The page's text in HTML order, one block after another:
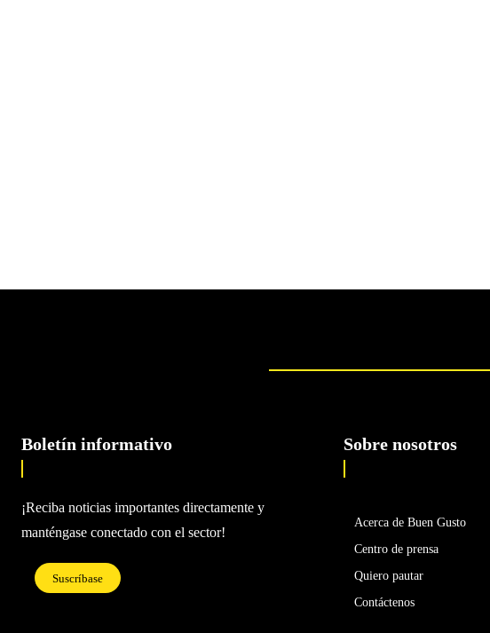
Boletín informativo
¡Reciba noticias importantes directamente y
manténgase conectado con el sector!
Suscríbase
Sobre nosotros
Acerca de Buen Gusto
Centro de prensa
Quiero pautar
Contáctenos